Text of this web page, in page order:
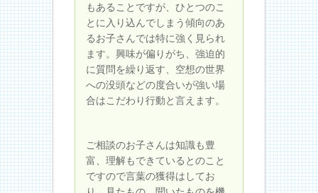
もあることですが、ひとつのこ
とに入り込んでしまう傾向のあ
るお子さんでは特に強く見られ
ます。興味が偏りがち、強迫的
に質問を繰り返す、空想の世界
への没頭などの度合いが強い場
合はこだわり行動と言えます。
ご相談のお子さんは知識も豊
富、理解もできているとのこと
ですので言葉の獲得はしてお